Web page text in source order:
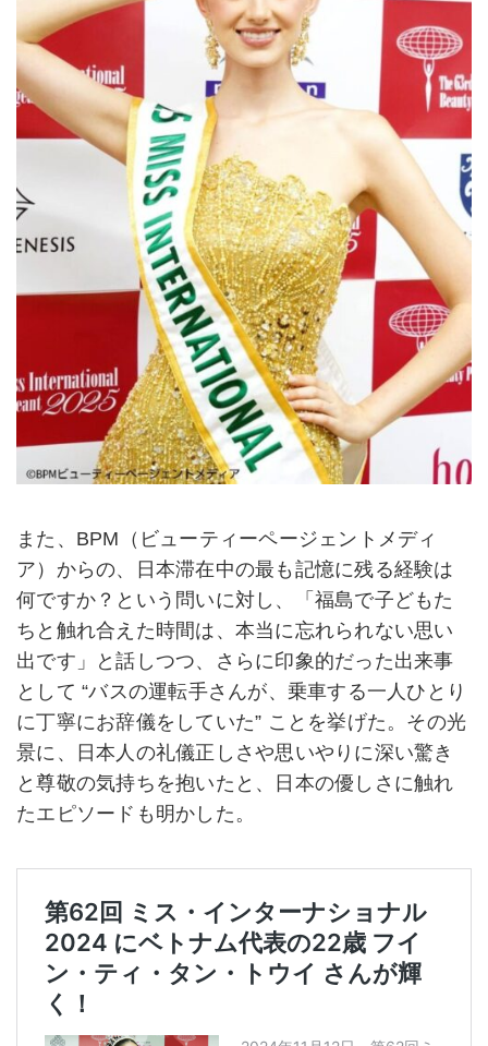
また、BPM（ビューティーページェントメディ
ア）からの、日本滞在中の最も記憶に残る経験は
何ですか？という問いに対し、「福島で子どもた
ちと触れ合えた時間は、本当に忘れられない思い
出です」と話しつつ、さらに印象的だった出来事
として “バスの運転手さんが、乗車する一人ひとり
に丁寧にお辞儀をしていた” ことを挙げた。その光
景に、日本人の礼儀正しさや思いやりに深い驚き
と尊敬の気持ちを抱いたと、日本の優しさに触れ
たエピソードも明かした。